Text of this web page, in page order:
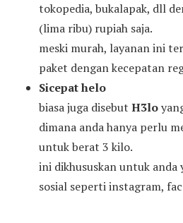
tokopedia, bukalapak, dll
(lima ribu) rupiah saja.
meski murah, layanan ini
paket dengan kecepatan
Sicepat helo
biasa juga disebut H3lo
dimana anda hanya perlu
untuk berat 3 kilo.
ini dikhususkan untuk anda
sosial seperti instagram,